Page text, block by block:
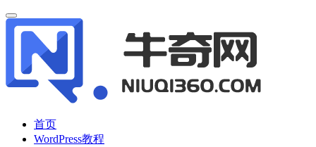
首页
WordPress教程